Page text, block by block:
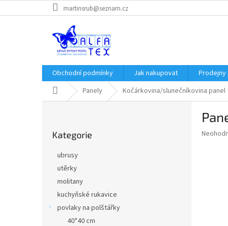
na
martinsrub@seznam.cz
Obchodní podmínky Jak nakupovat
Domů Panely Kočárkovina/slunečníkovina panel
kategorie
Kategorie
ubrusy
utěrky
molitany
kuchyňské rukavice
povlaky na polštářky
40*40 cm